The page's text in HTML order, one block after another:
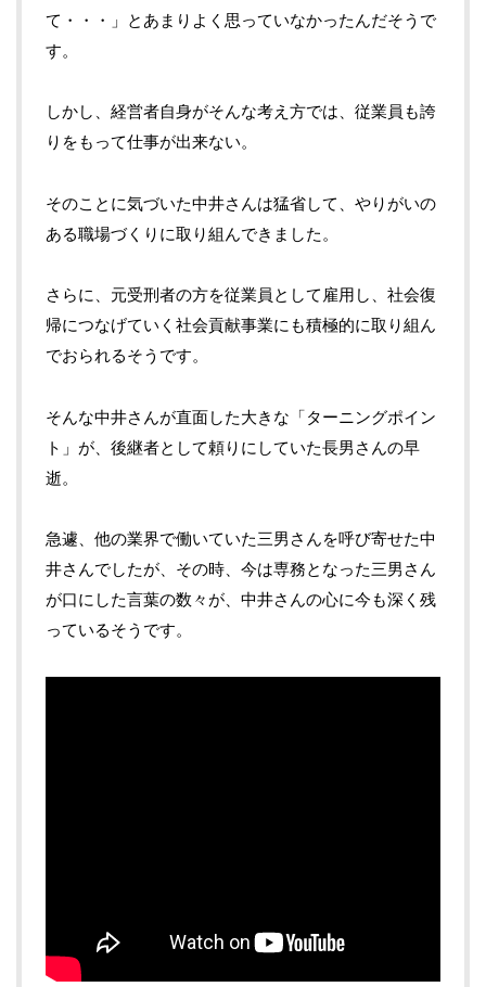
て・・・」とあまりよく思っていなかったんだそうで
す。
しかし、経営者自身がそんな考え方では、従業員も誇
りをもって仕事が出来ない。
そのことに気づいた中井さんは猛省して、やりがいの
ある職場づくりに取り組んできました。
さらに、元受刑者の方を従業員として雇用し、社会復
帰につなげていく社会貢献事業にも積極的に取り組ん
でおられるそうです。
そんな中井さんが直面した大きな「ターニングポイン
ト」が、後継者として頼りにしていた長男さんの早
逝。
急遽、他の業界で働いていた三男さんを呼び寄せた中
井さんでしたが、その時、今は専務となった三男さん
が口にした言葉の数々が、中井さんの心に今も深く残
っているそうです。